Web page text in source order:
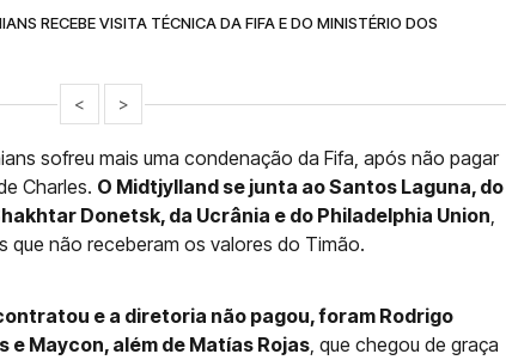
RECEBE VISITA TÉCNICA DA FIFA E DO MINISTÉRIO DOS
< >
sofreu mais uma condenação da Fifa, após não pagar
Charles. O Midtjylland se junta ao Santos Laguna, do
Donetsk, da Ucrânia e do Philadelphia Union,
que não receberam os valores do Timão.
e a diretoria não pagou, foram Rodrigo
e Maycon, além de Matías Rojas, que chegou de graça